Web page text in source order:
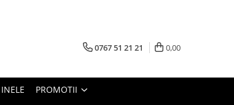
0767 51 21 21 0,00
INELE PROMOTII